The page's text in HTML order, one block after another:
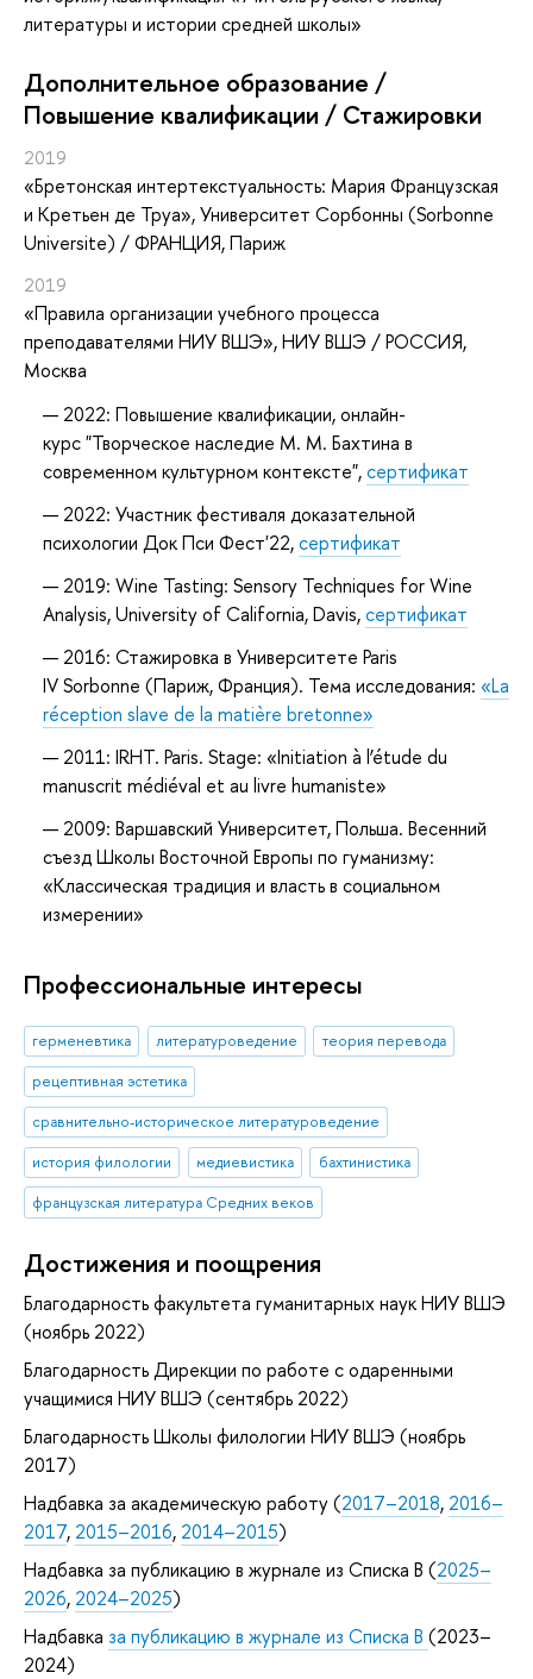
литературы и истории средней школы»
Дополнительное образование /
Повышение квалификации / Стажировки
2019
«Бретонская интертекстуальность: Мария Французская
и Кретьен де Труа», Университет Сорбонны (Sorbonne
Universite) / ФРАНЦИЯ, Париж
2019
«Правила организации учебного процесса
преподавателями НИУ ВШЭ», НИУ ВШЭ / РОССИЯ,
Москва
2022: Повышение квалификации, онлайн-
курс "Творческое наследие М. М. Бахтина в
современном культурном контексте",сертификат
2022: Участник фестиваля доказательной
психологии Док Пси Фест'22,сертификат
2019: Wine Tasting: Sensory Techniques for Wine
Analysis, University of California, Davis,сертификат
2016: Стажировка в Университете Paris
IV Sorbonne (Париж, Франция). Тема исследования: «La
réception slave de la matière bretonne»
2011: IRHT. Paris. Stage: «Initiation à l’étude du
manuscrit médiéval et au livre humaniste»
2009: Варшавский Университет, Польша. Весенний
съезд Школы Восточной Европы по гуманизму:
«Классическая традиция и власть в социальном
измерении»
Профессиональные интересы
герменевтика литературоведение
теория перевода
рецептивная эстетика
сравнительно-историческое литературоведение
история филологии
медиевистика
бахтинистика
французская литература Средних веков
Достижения и поощрения
Благодарность факультета гуманитарных наук НИУ ВШЭ
(ноябрь 2022)
Благодарность Дирекции по работе с одаренными
учащимися НИУ ВШЭ (сентябрь 2022)
Благодарность Школы филологии НИУ ВШЭ (ноябрь
2017)
Надбавка за академическую работу (2017–2018, 2016–
2017, 2015–2016, 2014–2015)
Надбавка за публикацию в журнале из Списка B (2025–
2026, 2024–2025)
Надбавка за публикацию в журнале из Списка B (2023–
2024)